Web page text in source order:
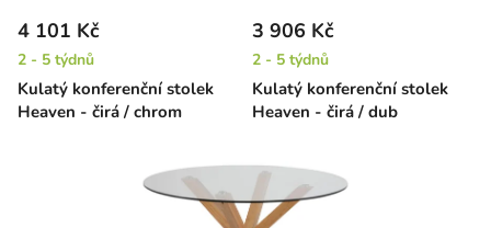
Kulatý konferenční stolek
Heaven - čirá / chrom
4 101 Kč
2 - 5 týdnů
Kulatý konferenční stolek
Heaven - čirá / dub
3 906 Kč
2 - 5 týdnů